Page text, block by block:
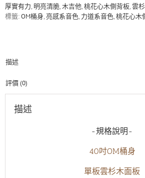
雲
杉
心
厚實有力, 明亮清脆,木吉他,桃花心木側背板,雲
標籤:OM桶身,亮感系音色, 力道系音色,桃花心木
描述
評價 (0)
描述
-規格說明-
40吋OM桶身
單板雲杉木面板